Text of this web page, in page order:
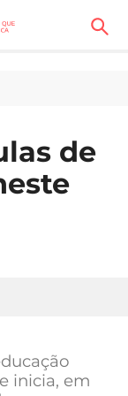
de
inicia, em